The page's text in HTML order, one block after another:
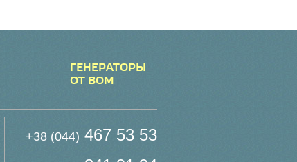
ГЕНЕРАТОРЫ
ОТ ВОМ
+38 (044) 467 53 53